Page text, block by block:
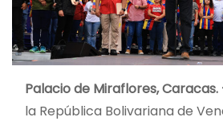
Palacio de Miraflores, Caracas.
la República Bolivariana de